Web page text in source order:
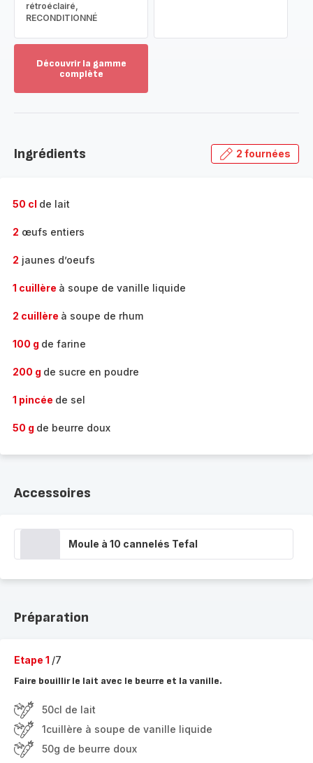
rétroéclairé,
RECONDITIONNÉ
Découvrir la gamme
complète
gamme
Ingrédients 2 fournées
50 cl de lait
2 œufs entiers
2 jaunes d’oeufs
1 cuillère à soupe de vanille liquide
2 cuillère à soupe de rhum
100 g de farine
200 g de sucre en poudre
1 pincée de sel
50 g de beurre doux
Accessoires
Moule à 10 cannelés Tefal
Préparation
Etape 1 /7
Faire bouillir le lait avec le beurre et la vanille.
50cl de lait
1cuillère à soupe de vanille liquide
50g de beurre doux